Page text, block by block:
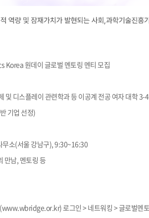
원데이 글로벌 멘토링 멘티 모집
및 디스플레이 관련학과 등 이공계 전공 여자 대학 3-
기업 선정)
무소(서울 강남구), 9:30~16:30
만남, 멘토링 등
로그인 > 네트워킹 > 글로벌멘